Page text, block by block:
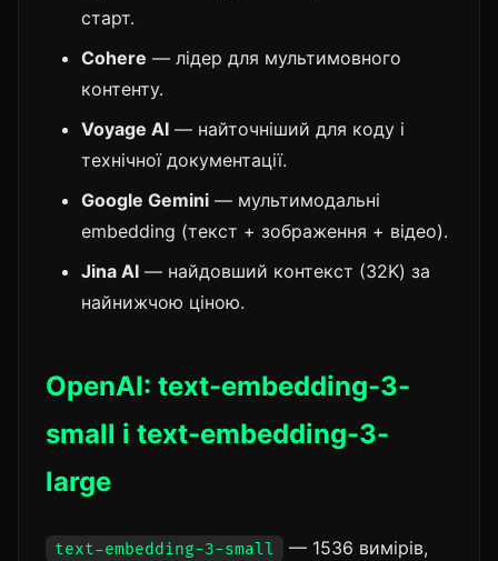
старт.
Cohere — лідер для мультимовного
контенту.
Voyage AI — найточніший для коду і
технічної документації.
Google Gemini — мультимодальні
embedding (текст + зображення + відео).
Jina AI — найдовший контекст (32K) за
найнижчою ціною.
OpenAI: text-embedding-3-
small і text-embedding-3-
large
text-embedding-3-small
— 1536 вимірів,